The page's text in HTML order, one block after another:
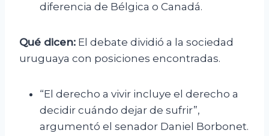
diferencia de Bélgica o Canadá.
Qué dicen: El debate dividió a la sociedad
uruguaya con posiciones encontradas.
“El derecho a vivir incluye el derecho a
decidir cuándo dejar de sufrir”,
argumentó el senador Daniel Borbonet.